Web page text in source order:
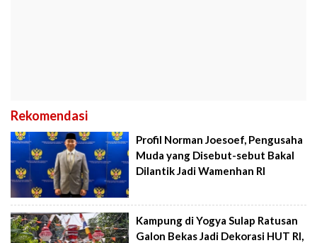
Rekomendasi
Profil Norman Joesoef, Pengusaha
Muda yang Disebut-sebut Bakal
Dilantik Jadi Wamenhan RI
Kampung di Yogya Sulap Ratusan
Galon Bekas Jadi Dekorasi HUT RI,